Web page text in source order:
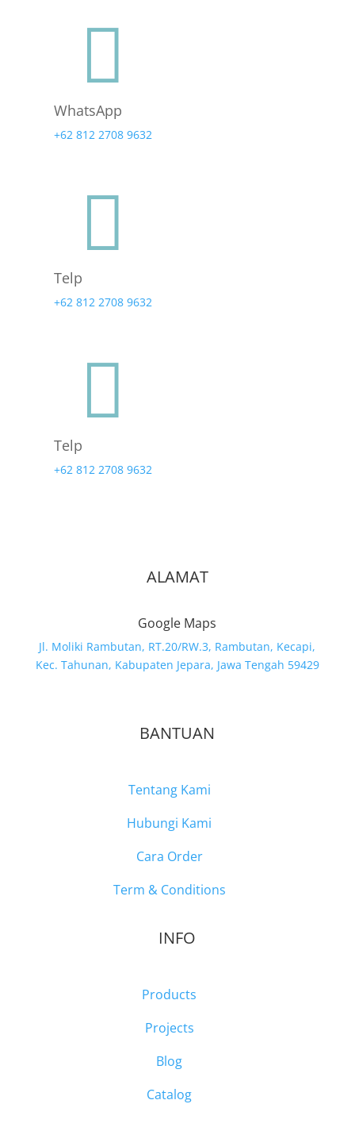

WhatsApp
+62 812 2708 9632

Telp
+62 812 2708 9632

Telp
+62 812 2708 9632
ALAMAT
Google Maps
Jl. Moliki Rambutan, RT.20/RW.3, Rambutan, Kecapi,
Kec. Tahunan, Kabupaten Jepara, Jawa Tengah 59429
BANTUAN
Tentang Kami
Hubungi Kami
Cara Order
Term & Conditions
INFO
Products
Projects
Blog
Catalog